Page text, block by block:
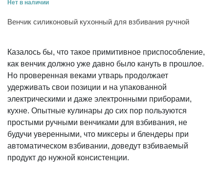
Нет в наличии
Венчик силиконовый кухонный для взбивания ручной
Казалось бы, что такое примитивное приспособление,
как венчик должно уже давно было кануть в прошлое.
Но проверенная веками утварь продолжает
удерживать свои позиции и на упакованной
электрическими и даже электронными приборами,
кухне. Опытные кулинары до сих пор пользуются
простыми ручными венчиками для взбивания, не
будучи уверенными, что миксеры и блендеры при
автоматическом взбивании, доведут взбиваемый
продукт до нужной консистенции.